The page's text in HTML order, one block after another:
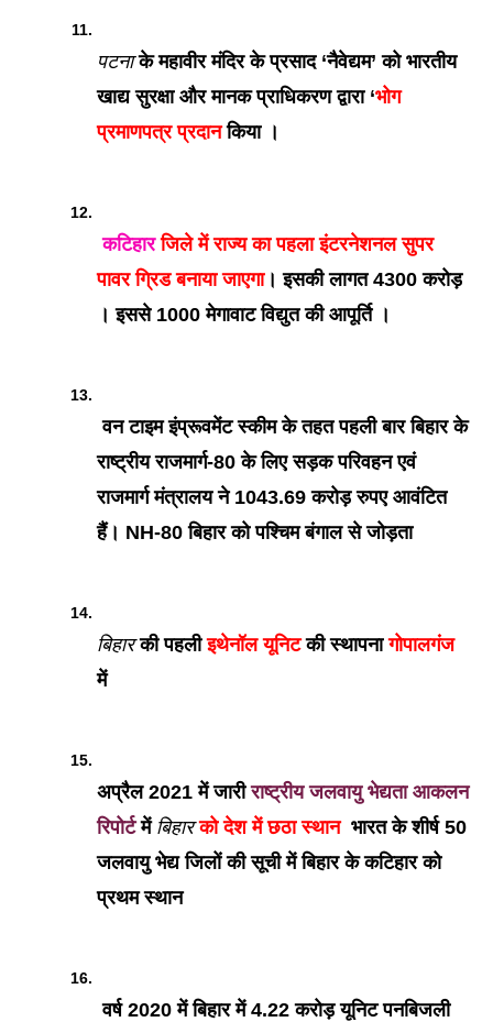
पटना के महावीर मंदिर के प्रसाद ‘नैवेद्यम’ को भारतीय
खाद्य सुरक्षा और मानक प्राधिकरण द्वारा ‘भोग
प्रमाणपत्र प्रदान किया ।
कटिहार जिले में राज्य का पहला इंटरनेशनल सुपर
पावर ग्रिड बनाया जाएगा। इसकी लागत 4300 करोड़
। इससे 1000 मेगावाट विद्युत की आपूर्ति ।
वन टाइम इंप्रूवमेंट स्कीम के तहत पहली बार बिहार के
राष्ट्रीय राजमार्ग-80 के लिए सड़क परिवहन एवं
राजमार्ग मंत्रालय ने 1043.69 करोड़ रुपए आवंटित
हैं। NH-80 बिहार को पश्चिम बंगाल से जोड़ता
बिहार की पहली इथेनॉल यूनिट की स्थापना गोपालगंज
में
अप्रैल 2021 में जारी राष्ट्रीय जलवायु भेद्यता आकलन
रिपोर्ट में बिहार को देश में छठा स्थान भारत के शीर्ष 50
जलवायु भेद्य जिलों की सूची में बिहार के कटिहार को
प्रथम स्थान
वर्ष 2020 में बिहार में 4.22 करोड़ यूनिट पनबिजली